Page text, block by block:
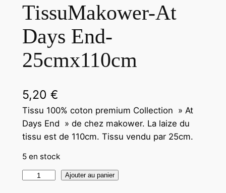
TissuMakower-At
Days End-
25cmx110cm
5,20 €
Tissu 100% coton premium Collection » At
Days End » de chez makower. La laize du
tissu est de 110cm. Tissu vendu par 25cm.
5 en stock
Ajouter au panier